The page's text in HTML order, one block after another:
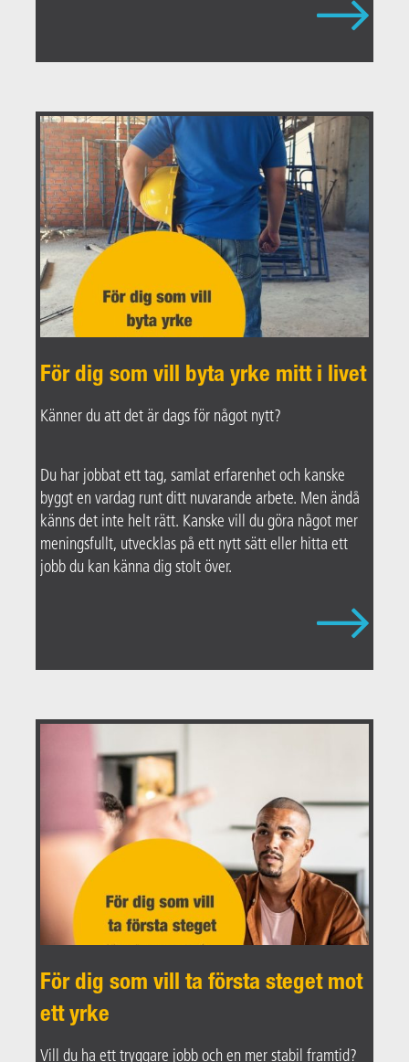
För dig som vill byta yrke mitt i livet
Känner du att det är dags för något nytt?
Du har jobbat ett tag, samlat erfarenhet och kanske
byggt en vardag runt ditt nuvarande arbete. Men ändå
känns det inte helt rätt. Kanske vill du göra något mer
meningsfullt, utvecklas på ett nytt sätt eller hitta ett
jobb du kan känna dig stolt över.
För dig som vill ta första steget mot
ett yrke
Vill du ha ett tryggare jobb och en mer stabil framtid?